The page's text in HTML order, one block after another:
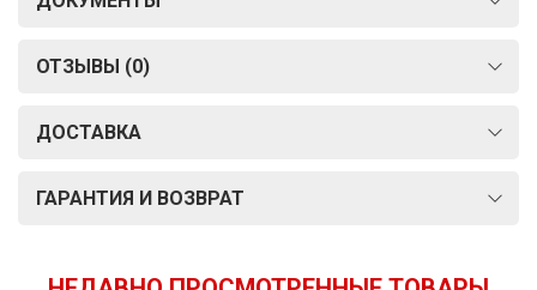
ОТЗЫВЫ (0)
ДОСТАВКА
ГАРАНТИЯ И ВОЗВРАТ